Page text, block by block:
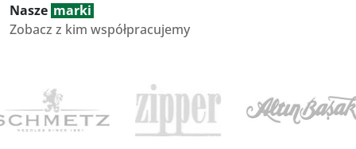
Nasze marki
Zobacz z kim współpracujemy